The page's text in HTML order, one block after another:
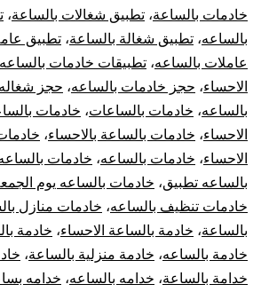
خادمات بالساعة، تطبيق شغالات بالساعة،
بالساعه، تطبيق شغالة بالساعة، تطبيق
عاملات بالساعه، تطبيقات خادمات بالساعه
الاحساء، حجز خادمات بالساعه، حجز
بالساعه، خادمات بالساعات، خادمات
الاحساء، خادمات بالساعة بالاحساء،
الاحساء، خادمات بالساعه، خادمات
بالساعه تطبيق، خادمات بالساعه يوم
خادمات تنظيف بالساعه، خادمات منازل
بالساعة، خادمة بالساعة الاحساء، خادمة
خادمة بالساعه، خادمة منزلية بالساعة،
خدامة بالساعة، خدامه بالساعه، خدامه